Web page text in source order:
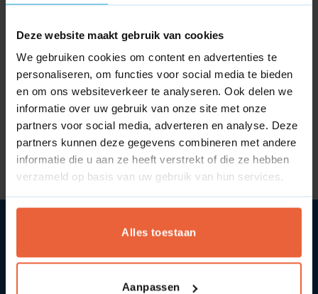
Deze website maakt gebruik van cookies
We gebruiken cookies om content en advertenties te
personaliseren, om functies voor social media te bieden
en om ons websiteverkeer te analyseren. Ook delen we
informatie over uw gebruik van onze site met onze
partners voor social media, adverteren en analyse. Deze
partners kunnen deze gegevens combineren met andere
informatie die u aan ze heeft verstrekt of die ze hebben
verzameld op basis van uw gebruik van hun services.
Alles toestaan
Aanpassen
Nederlandse advocatuur is dit beloningsmodel bij wet
Wat is een niche? Wat is een go / no-go?